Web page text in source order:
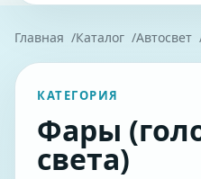
Главная Каталог Автосвет
КАТЕГОРИЯ
Фары
света)